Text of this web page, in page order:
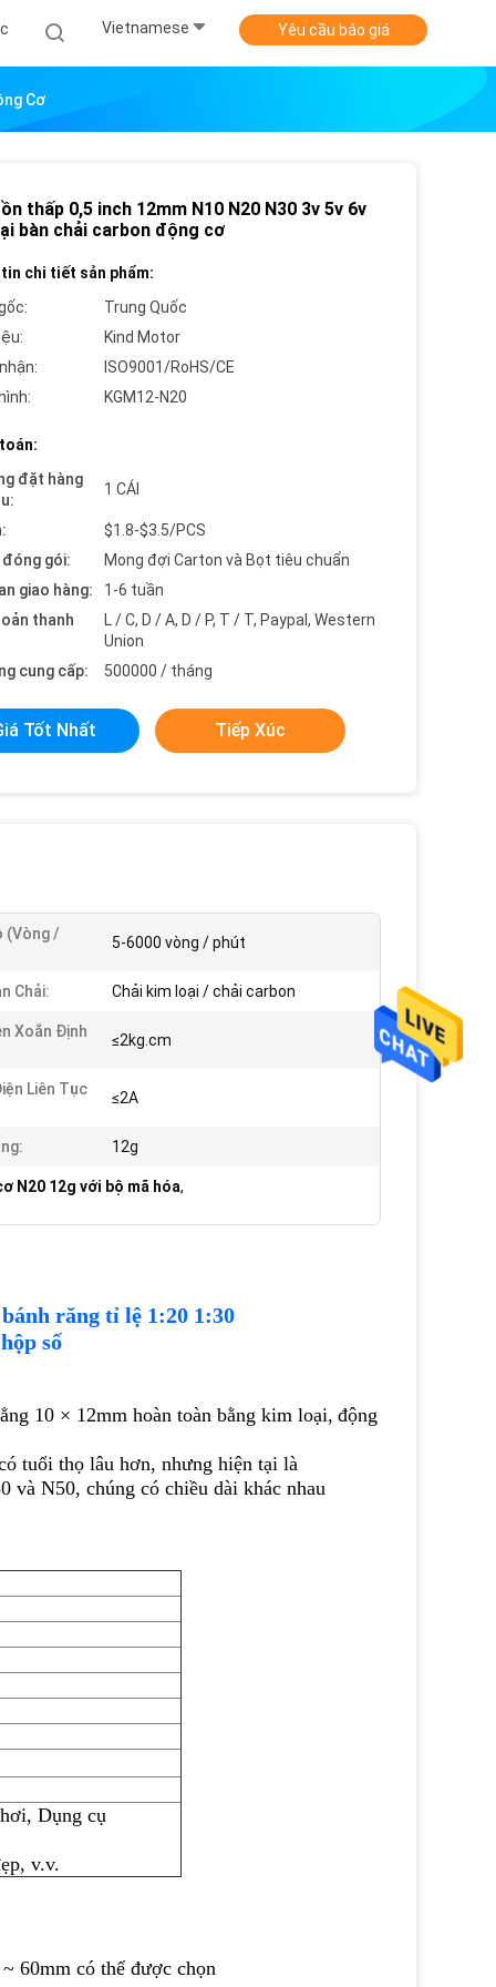
Vietnamese Yêu cầu báo giá
Cơ
thấp 0,5 inch 12mm N10 N20 N30 3v 5v 6v
bàn chải carbon động cơ
chi tiết sản phẩm:
Trung Quốc
Kind Motor
ISO9001/RoHS/CE
KGM12-N20
đặt hàng
1 CÁI
$1.8-$3.5/PCS
gói:
Mong đợi Carton và Bọt tiêu chuẩn
giao hàng:
1-6 tuần
thanh
L / C, D / A, D / P, T / T, Paypal, Western
Union
cung cấp:
500000 / tháng
Tốt Nhất Tiếp Xúc
(vòng / 5-6000 vòng / phút
Chải: Chải kim loại / chải carbon
Xoắn Định ≤2kg.cm
Liên Tục ≤2A
12g
N20 12g với bộ mã hóa,
răng tỉ lệ 1:20 1:30
số
10 × 12mm hoàn toàn bằng kim loại, động
tuổi thọ lâu hơn, nhưng hiện tại là
và N50, chúng có chiều dài khác nhau
Dụng cụ
v.v.
60mm có thể được chọn